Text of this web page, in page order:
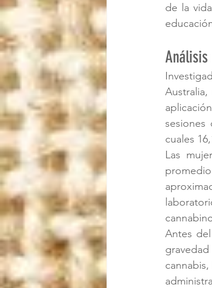
de la
Análisis
cuales
Las
Antes